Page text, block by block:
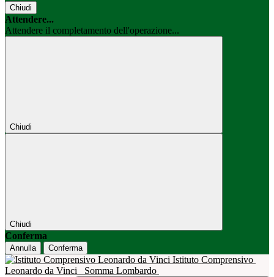
Chiudi
Attendere...
Attendere il completamento dell'operazione...
Chiudi
Chiudi
Conferma
Annulla Conferma
Istituto Comprensivo
Leonardo da Vinci
Somma Lombardo